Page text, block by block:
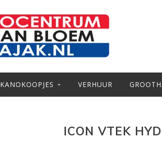
KANOKOOPJES VERHUUR
ICON VTEK